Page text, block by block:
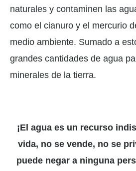
naturales y contaminen las
como el cianuro y el mercurio
medio ambiente. Sumado a
grandes cantidades de agua
minerales de la tierra.
¡El agua es un recurso
vida, no se vende, no se
puede negar a ninguna